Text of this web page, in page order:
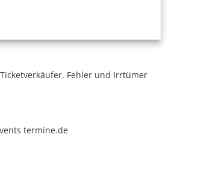
Fehler und Irrtümer
termine.de